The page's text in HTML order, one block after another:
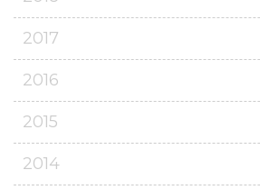
2017
2016
2015
2014